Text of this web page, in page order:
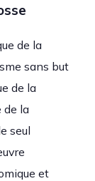
de la
sans but
de la
de la
seul
et